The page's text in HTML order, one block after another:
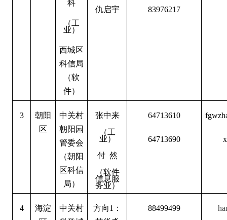
科
（工
业）
西城区
科信局
（软
件）
仇启宇 83976217
3
朝阳
区
中关村
朝阳园
管委会
（朝阳
区科信
局）
张中来
（工
业）
付 然
（软件
信息服
务业）
64713610
64713690
4
海淀
中关村
方向1：
88499499